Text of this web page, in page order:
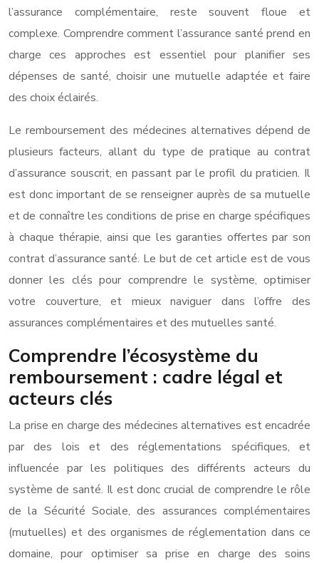
l’assurance complémentaire, reste souvent floue et
complexe. Comprendre comment l’assurance santé prend en
charge ces approches est essentiel pour planifier ses
dépenses de santé, choisir une mutuelle adaptée et faire
des choix éclairés.
Le remboursement des médecines alternatives dépend de
plusieurs facteurs, allant du type de pratique au contrat
d’assurance souscrit, en passant par le profil du praticien. Il
est donc important de se renseigner auprès de sa mutuelle
et de connaître les conditions de prise en charge spécifiques
à chaque thérapie, ainsi que les garanties offertes par son
contrat d’assurance santé. Le but de cet article est de vous
donner les clés pour comprendre le système, optimiser
votre couverture, et mieux naviguer dans l’offre des
assurances complémentaires et des mutuelles santé.
Comprendre l’écosystème du
remboursement : cadre légal et
acteurs clés
La prise en charge des médecines alternatives est encadrée
par des lois et des réglementations spécifiques, et
influencée par les politiques des différents acteurs du
système de santé. Il est donc crucial de comprendre le rôle
de la Sécurité Sociale, des assurances complémentaires
(mutuelles) et des organismes de réglementation dans ce
domaine, pour optimiser sa prise en charge des soins